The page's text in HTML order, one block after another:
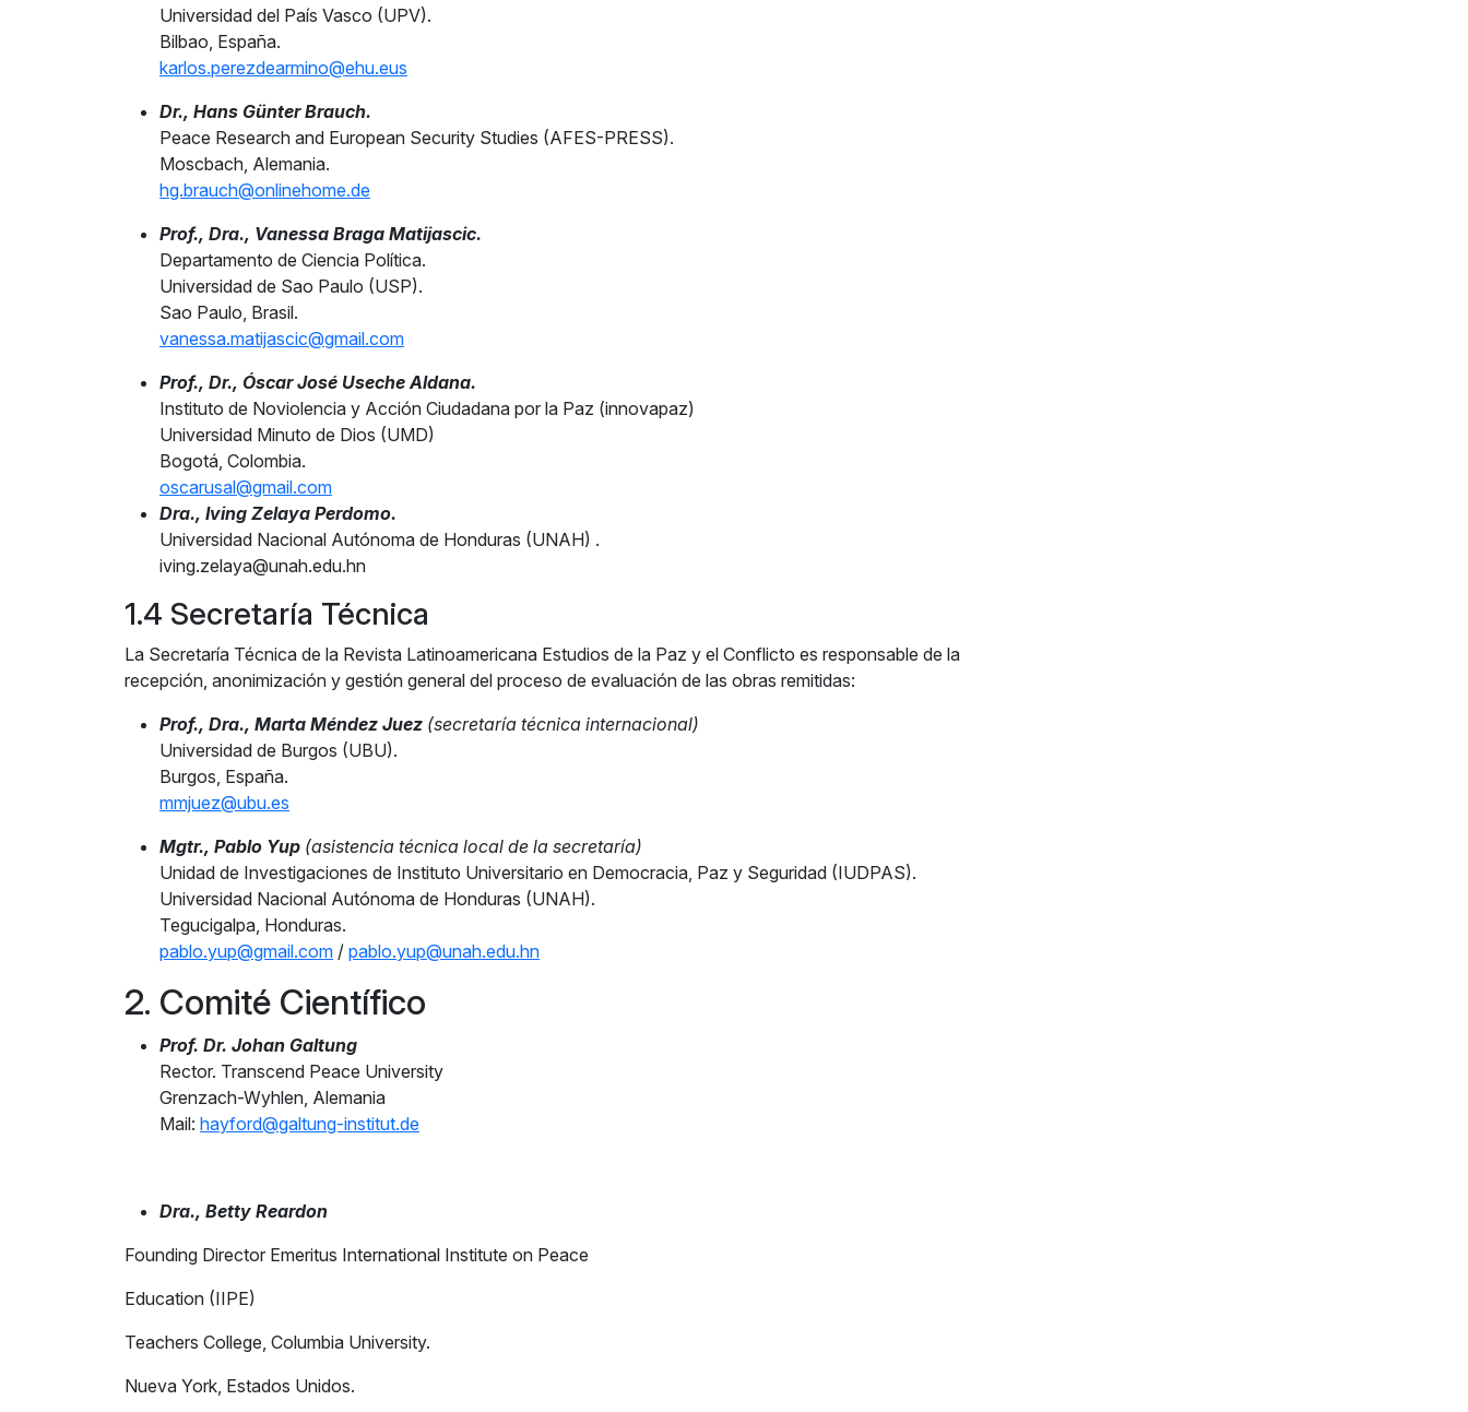
Universidad del País Vasco (UPV).
Bilbao, España.
karlos.perezdearmino@ehu.eus
Dr., Hans Günter Brauch.
Peace Research and European Security Studies (AFES-PRESS).
Moscbach, Alemania.
hg.brauch@onlinehome.de
Prof., Dra., Vanessa Braga Matijascic.
Departamento de Ciencia Política.
Universidad de Sao Paulo (USP).
Sao Paulo, Brasil.
vanessa.matijascic@gmail.com
Prof., Dr., Óscar José Useche Aldana.
Instituto de Noviolencia y Acción Ciudadana por la Paz (innovapaz)
Universidad Minuto de Dios (UMD)
Bogotá, Colombia.
oscarusal@gmail.com
Dra., Iving Zelaya Perdomo.
Universidad Nacional Autónoma de Honduras (UNAH) .
iving.zelaya@unah.edu.hn
1.4 Secretaría Técnica
La Secretaría Técnica de la Revista Latinoamericana Estudios de la Paz y el Conflicto es responsable de la
recepción, anonimización y gestión general del proceso de evaluación de las obras remitidas:
Prof., Dra., Marta Méndez Juez (secretaría técnica internacional)
Universidad de Burgos (UBU).
Burgos, España.
mmjuez@ubu.es
Mgtr., Pablo Yup (asistencia técnica local de la secretaría)
Unidad de Investigaciones de Instituto Universitario en Democracia, Paz y Seguridad (IUDPAS).
Universidad Nacional Autónoma de Honduras (UNAH).
Tegucigalpa, Honduras.
pablo.yup@gmail.com / pablo.yup@unah.edu.hn
2. Comité Científico
Prof. Dr. Johan Galtung
Rector. Transcend Peace University
Grenzach-Wyhlen, Alemania
Mail: hayford@galtung-institut.de
Dra., Betty Reardon
Founding Director Emeritus International Institute on Peace
Education (IIPE)
Teachers College, Columbia University.
Nueva York, Estados Unidos.